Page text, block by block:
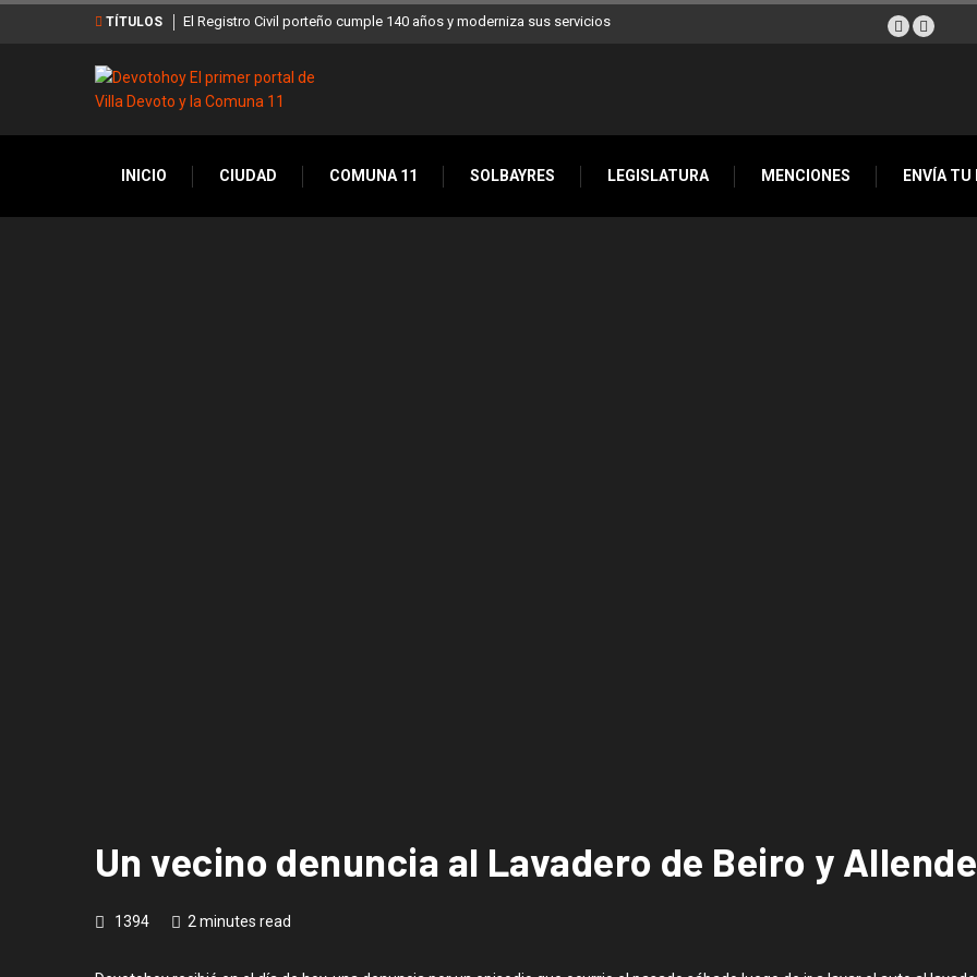
TÍTULOS El Registro Civil porteño cumple 140 años y moderniza sus servicios
INICIO CIUDAD COMUNA 11 SOLBAYRES LEGISLATURA MENCIONES ENVÍA TU
Un vecino denuncia al Lavadero de Beiro y Allende
1394 2 minutes read